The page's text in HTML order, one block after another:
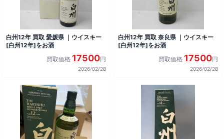
白州12年 買取 愛媛県 ｜ウイスキー
[白州12年]をお酒
買取価格 17500円
2026/02/28
白州12年 買取 奈良県 ｜ウイスキー
[白州12年]をお酒
買取価格 17500円
2026/02/28